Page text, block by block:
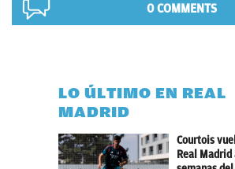
0 COMMENTS
LO ÚLTIMO EN REAL
MADRID
Courtois
Real Madrid